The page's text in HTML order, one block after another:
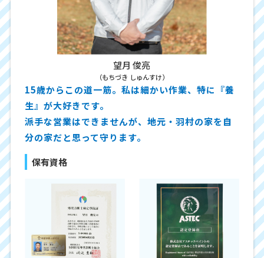
望月 俊亮
（もちづき しゅんすけ）
15歳からこの道一筋。私は細かい作業、特に『養
生』が大好きです。
派手な営業はできませんが、地元・羽村の家を自
分の家だと思って守ります。
保有資格